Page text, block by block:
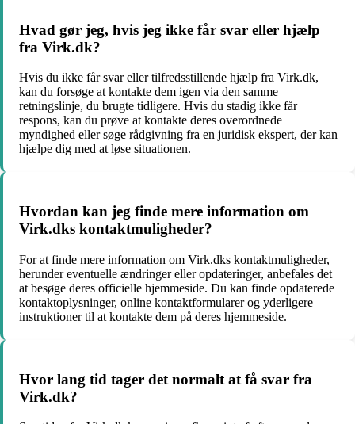
Hvad gør jeg, hvis jeg ikke får svar eller hjælp
fra Virk.dk?
Hvis du ikke får svar eller tilfredsstillende hjælp fra Virk.dk,
kan du forsøge at kontakte dem igen via den samme
retningslinje, du brugte tidligere. Hvis du stadig ikke får
respons, kan du prøve at kontakte deres overordnede
myndighed eller søge rådgivning fra en juridisk ekspert, der kan
hjælpe dig med at løse situationen.
Hvordan kan jeg finde mere information om
Virk.dks kontaktmuligheder?
For at finde mere information om Virk.dks kontaktmuligheder,
herunder eventuelle ændringer eller opdateringer, anbefales det
at besøge deres officielle hjemmeside. Du kan finde opdaterede
kontaktoplysninger, online kontaktformularer og yderligere
instruktioner til at kontakte dem på deres hjemmeside.
Hvor lang tid tager det normalt at få svar fra
Virk.dk?